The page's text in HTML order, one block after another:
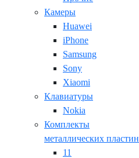
Камеры
Huawei
iPhone
Samsung
Sony
Xiaomi
Клавиатуры
Nokia
Комплекты
металлических пластин
11